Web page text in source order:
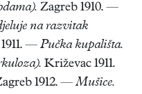
Zagreb 1910. —
na razvitak
1911. — Pučka kupališta.
Križevac 1911.
1912. —Mušice.